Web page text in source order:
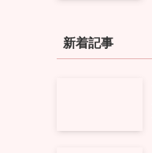
新着記事